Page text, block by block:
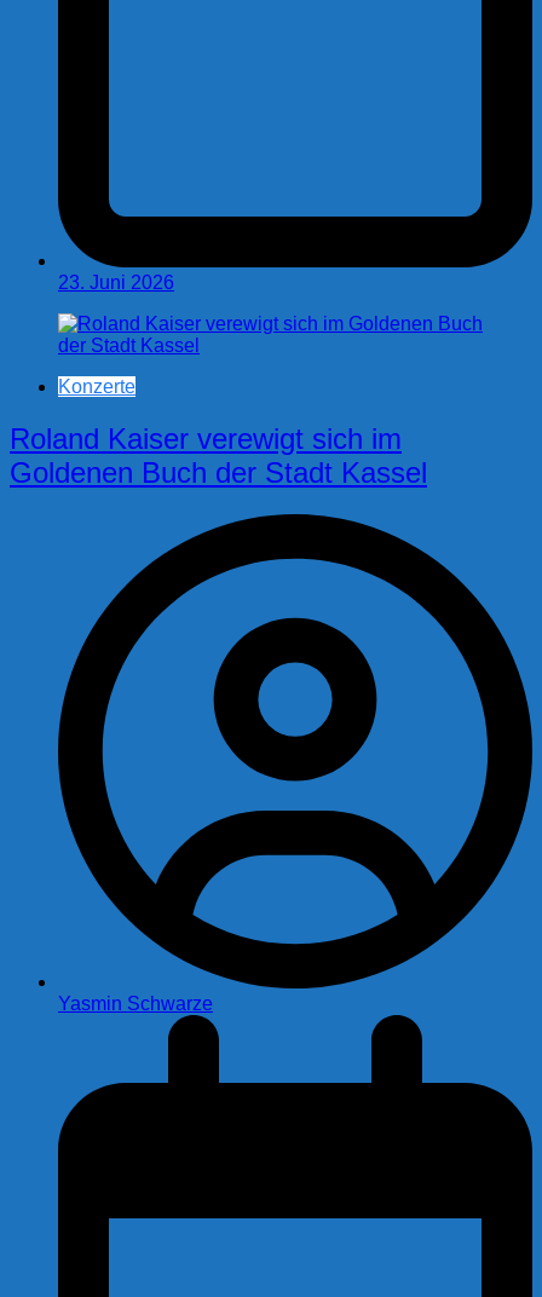
23. Juni 2026
Konzerte
Roland Kaiser verewigt sich im
Goldenen Buch der Stadt Kassel
Yasmin Schwarze